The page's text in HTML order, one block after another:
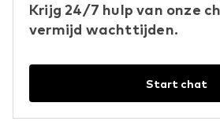
Krijg 24/7 hulp van onze
vermijd wachttijden.
Start chat